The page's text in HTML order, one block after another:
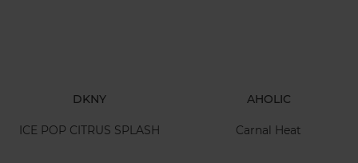
DKNY
ICE POP CITRUS SPLASH
AHOLIC
Carnal Heat